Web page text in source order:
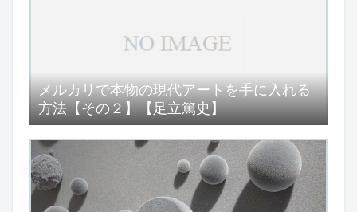
メルカリで本物の現代アートを手に入れる
方法【その２】【足立篤史】